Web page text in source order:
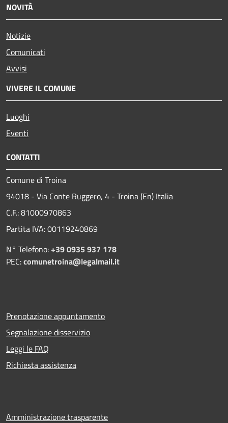
NOVITÀ
Notizie
Comunicati
Avvisi
VIVERE IL COMUNE
Luoghi
Eventi
CONTATTI
Comune di Troina
94018 - Via Conte Ruggero, 4 - Troina (En) Italia
C.F.: 81000970863
Partita IVA: 00119240869
N° Telefono:+39 0935 937 178
PEC:comunetroina@legalmail.it
Prenotazione appuntamento
Segnalazione disservizio
Leggi le FAQ
Richiesta assistenza
Amministrazione trasparente